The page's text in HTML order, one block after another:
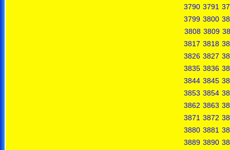
3790 3791
3799 3800
3808 3809
3817 3818
3826 3827
3835 3836
3844 3845
3853 3854
3862 3863
3871 3872
3880 3881
3889 3890